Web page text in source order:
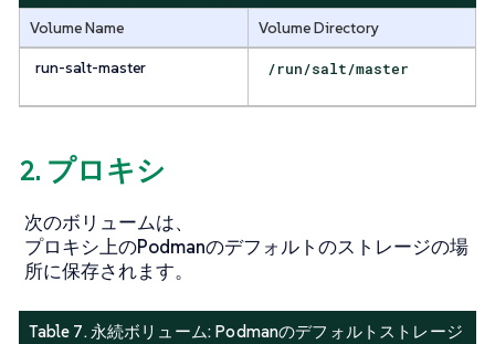
Volume Name
Volume Directory
run-salt-master
/run/salt/master
2. プロキシ
次のボリュームは、
プロキシ上のPodmanのデフォルトのストレージの場
所に保存されます。
Table 7. 永続ボリューム: Podmanのデフォルトストレージ